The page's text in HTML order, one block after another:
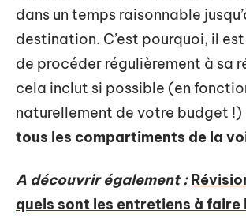
dans un temps raisonnable
destination. C’est pourquoi, il
de procéder régulièrement à sa
cela inclut si possible (en
naturellement de votre budget !)
tous les compartiments de la
A découvrir également :
quels sont les entretiens à faire